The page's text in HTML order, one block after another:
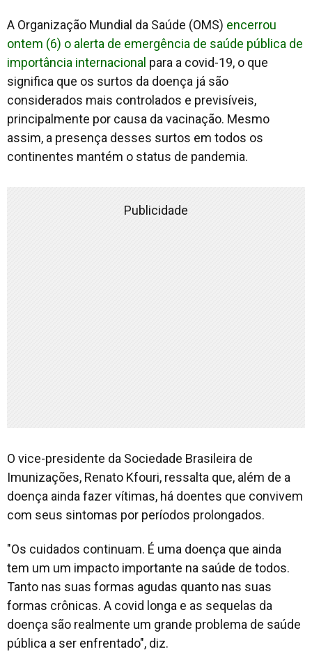
A Organização Mundial da Saúde (OMS) encerrou
ontem (6) o alerta de emergência de saúde pública de
importância internacional para a covid-19, o que
significa que os surtos da doença já são
considerados mais controlados e previsíveis,
principalmente por causa da vacinação. Mesmo
assim, a presença desses surtos em todos os
continentes mantém o status de pandemia.
Publicidade
O vice-presidente da Sociedade Brasileira de
Imunizações, Renato Kfouri, ressalta que, além de a
doença ainda fazer vítimas, há doentes que convivem
com seus sintomas por períodos prolongados.
"Os cuidados continuam. É uma doença que ainda
tem um um impacto importante na saúde de todos.
Tanto nas suas formas agudas quanto nas suas
formas crônicas. A covid longa e as sequelas da
doença são realmente um grande problema de saúde
pública a ser enfrentado", diz.